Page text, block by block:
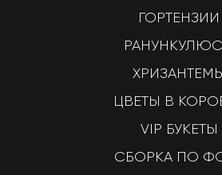
ГОРТЕНЗИИ
ЦВЕТЫ В
VIP БУКЕТЫ
СБОРКА ПО